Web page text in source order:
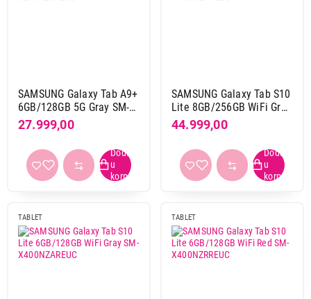
SAMSUNG Galaxy Tab A9+
6GB/128GB 5G Gray SM-
X216RZAREUC
27.999,00
SAMSUNG Galaxy Tab S10
Lite 8GB/256GB WiFi Gray
SM-X400NZAPEUC
44.999,00
TABLET TABLET